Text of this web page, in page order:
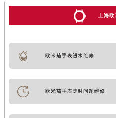
上海
欧米茄手表进水维修
欧米茄手表走时问题维修